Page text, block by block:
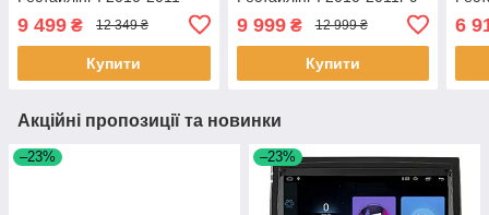
2/32Gb/ 4G/ Wi-Fi Premium
Опель 4шт
9 499 ₴ 12 349 ₴
Купити
4/32Gb 4G Wi-Fi GPS Top
Опель Корса 4шт
9 999₴ 12 999 ₴
Купити
6
Акційні пропозиції та новинки
–23% –23%